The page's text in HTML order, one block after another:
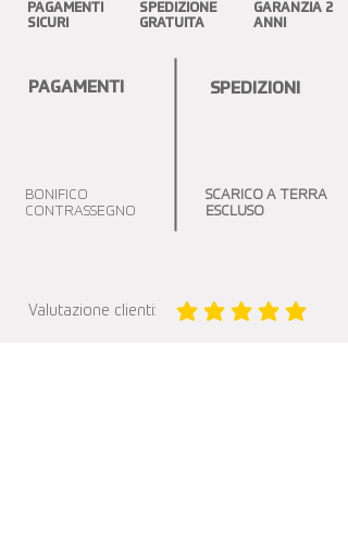
PAGAMENTI
SICURI
SPEDIZIONE
GRATUITA
GARANZIA 2
ANNI
PAGAMENTI SPEDIZIONI
BONIFICO
CONTRASSEGNO
SCARICO A TERRA
ESCLUSO
Valutazione clienti: la valutazione media è 5 su